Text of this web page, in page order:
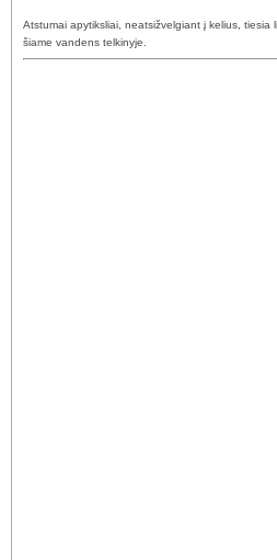
Atstumai apytiksliai, neatsižvelgiant į kelius, tiesia
šiame vandens telkinyje.